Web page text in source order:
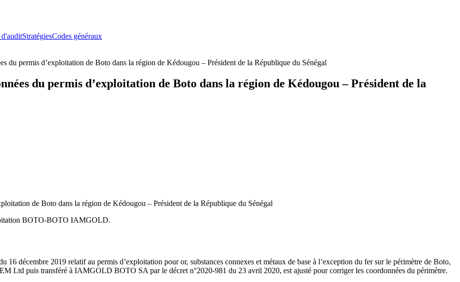
StratégiesCodes généraux
du permis d’exploitation de Boto dans la région de Kédougou – Président de la République du Sénégal
du permis d’exploitation de Boto dans la région de Kédougou – Président de la
BOTO-BOTO IAMGOLD.
16 décembre 2019 relatif au permis d’exploitation pour or, substances connexes et métaux de base à l’exception du fer sur le périmètre de Boto,
Ltd puis transféré à IAMGOLD BOTO SA par le décret n°2020-981 du 23 avril 2020, est ajusté pour corriger les coordonnées du périmètre.